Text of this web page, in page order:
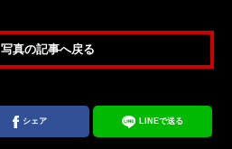
写真の記事へ戻る
シェア LINEで送る